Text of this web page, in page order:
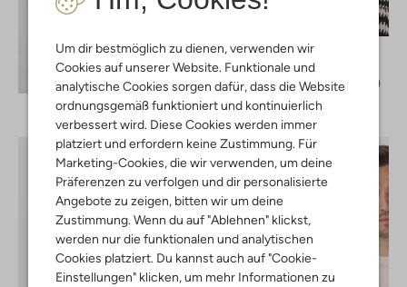
Um dir bestmöglich zu dienen, verwenden wir
Cookies auf unserer Website. Funktionale und
analytische Cookies sorgen dafür, dass die Website
ordnungsgemäß funktioniert und kontinuierlich
verbessert wird. Diese Cookies werden immer
platziert und erfordern keine Zustimmung. Für
Marketing-Cookies, die wir verwenden, um deine
Präferenzen zu verfolgen und dir personalisierte
Angebote zu zeigen, bitten wir um deine
Zustimmung. Wenn du auf "Ablehnen" klickst,
werden nur die funktionalen und analytischen
Cookies platziert. Du kannst auch auf "Cookie-
Einstellungen" klicken, um mehr Informationen zu
Entdecke den Look
Anerkjendt
Casual-Hemd
€ 69,99 € 27,99